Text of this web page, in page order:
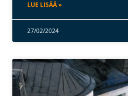
LUE LISÄÄ »
27/02/2024